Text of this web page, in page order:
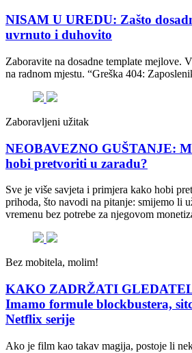
NISAM U UREDU: Zašto
uvrnuto i duhovito
Zaboravite na dosadne template mejlove.
na radnom mjestu. “Greška 404:
Zaboravljeni užitak
NEOBAVEZNO GUŠTANJE:
hobi pretvoriti u zaradu?
Sve je više savjeta i primjera kako hobi
prihoda, što navodi na pitanje: smijemo li
vremenu bez potrebe za njegovom
Bez mobitela, molim!
KAKO ZADRŽATI
Imamo formule blockbustera,
Netflix serije
Ako je film kao takav magija, postoje li